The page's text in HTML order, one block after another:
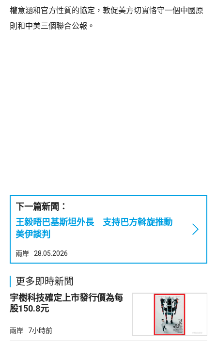
權意涵和官方性質的協定，敦促美方切實恪守一個中國原
則和中美三個聯合公報。
下一篇新聞：
王毅晤巴基斯坦外長 支持巴方斡旋推動
美伊談判
兩岸 28.05.2026
更多即時新聞
宇樹科技確定上市發行價為每
股150.8元
兩岸 7小時前